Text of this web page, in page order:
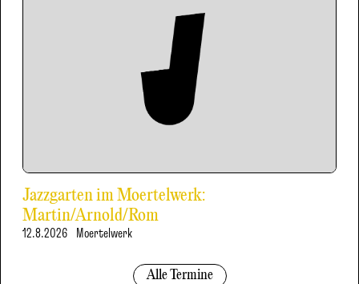
Jazzgarten im Moertelwerk:
Martin/Arnold/Rom
12.8.2026 Moertelwerk
Alle Termine